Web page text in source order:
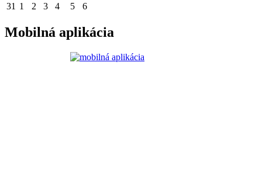
31 1 2 3 4 5 6
Mobilná aplikácia